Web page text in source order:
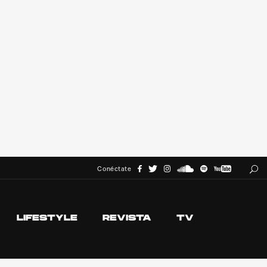
Conéctate
LIFESTYLE REVISTA TV